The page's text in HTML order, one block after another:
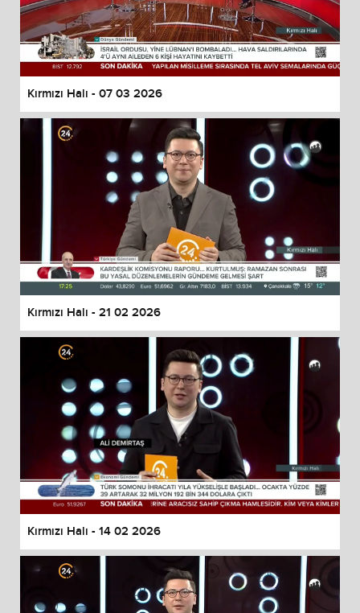
Kırmızı Halı - 07 03 2026
Kırmızı Halı - 21 02 2026
Kırmızı Halı - 14 02 2026